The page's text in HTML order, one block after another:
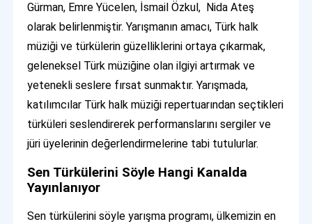
Gürman, Emre Yücelen, İsmail Özkul, Nida Ateş
olarak belirlenmiştir. Yarışmanın amacı, Türk halk
müziği ve türkülerin güzelliklerini ortaya çıkarmak,
geleneksel Türk müziğine olan ilgiyi artırmak ve
yetenekli seslere fırsat sunmaktır. Yarışmada,
katılımcılar Türk halk müziği repertuarından seçtikleri
türküleri seslendirerek performanslarını sergiler ve
jüri üyelerinin değerlendirmelerine tabi tutulurlar.
Sen Türkülerini Söyle Hangi Kanalda
Yayınlanıyor
Sen türkülerini söyle yarışma programı, ülkemizin en